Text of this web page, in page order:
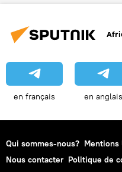
Sciences et tech
en français en anglais
Qui sommes-nous? Mentions
Nous contacter Politique de